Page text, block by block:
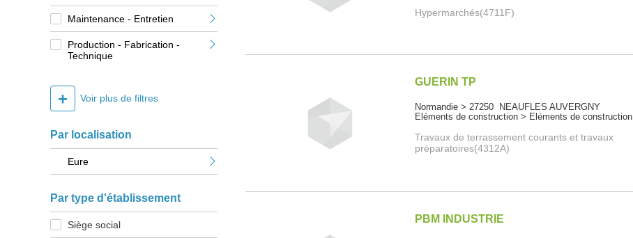
Maintenance - Entretien
Production - Fabrication -
Technique
+ Voir plus de filtres
Par localisation
Eure
Par type d'établissement
Siège social
Hypermarchés(4711F)
GUERIN TP
Normandie > 27250 NEAUFLES AUVERGNY
Eléments de construction > Eléments de construction
Travaux de terrassement courants et travaux
préparatoires(4312A)
PBM INDUSTRIE